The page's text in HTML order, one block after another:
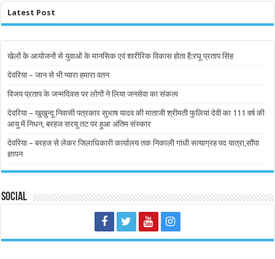
Latest Post
खेलों के आयोजनों से युवाओं के मानसिक एवं शारीरिक विकास होता है:रघू प्रताप सिंह
देवरिया – जान से भी प्यारा हमारा वतन
विजय प्रताप के जन्मदिवस पर लोगों ने लिया जनसेवा का संकल्प
देवरिया – खुखुन्दू निवासी पत्रकार सुभाष यादव की माताजी श्रीमती फुलियां देवी का 111 वर्ष की
आयु में निधन, बरहज सरयू तट पर हुआ अंतिम संस्कार
देवरिया – बरहज से लेकर जिलाधिकारी कार्यालय तक निकाली गांधी सत्याग्रह पद यात्रा,सौंपा
ज्ञापन
Social